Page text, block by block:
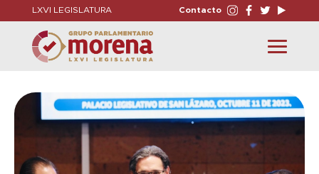
LXVI LEGISLATURA Contacto
Toggle
navigation